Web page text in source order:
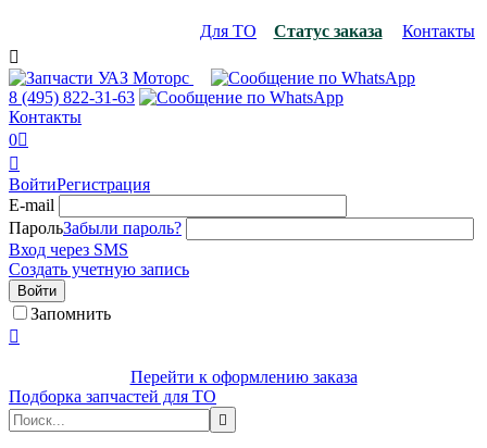
Для ТО Статус заказа
Контакты

8 (495) 822-31-63
Контакты
0

ВойтиРегистрация
E-mail
ПарольЗабыли пароль?
Вход через SMS
Создать учетную запись
Войти
Запомнить

Перейти к оформлению заказа
Подборка запчастей для ТО
